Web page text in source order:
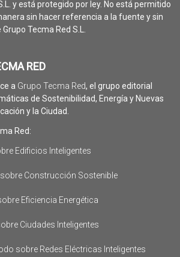
y está protegido por ley. No está permitido
sin hacer referencia a la fuente y sin
Tecma Red S.L.
RED
a Grupo Tecma Red, el grupo editorial
de Sostenibilidad, Energía y Nuevas
y la Ciudad.
Red:
Edificios Inteligentes
sobre Construcción Sostenible
Eficiencia Energética
Ciudades Inteligentes
sobre Redes Eléctricas Inteligentes